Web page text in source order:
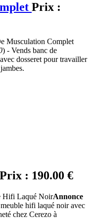
Prix :
) - Vends banc de
dosseret pour travailler
Prix : 190.00 €
Annonce
hifi laqué noir avec
chez Cerezo à